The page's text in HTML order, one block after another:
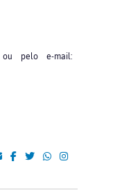
pelo e-mail: